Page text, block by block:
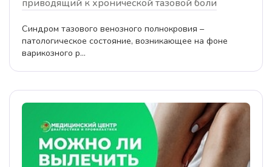
приводящий к хронической тазовой боли
Синдром тазового венозного полнокровия –
патологическое состояние, возникающее на фоне
варикозного р...